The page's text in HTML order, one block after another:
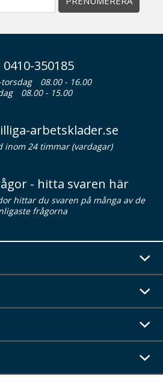
0410-350185
08.00 - 16.00
08.00 - 15.00
arbetsklader.se
inom 24 timmar (vardagar)
- hitta svaren här
hittar du svaren på många av de
frågorna